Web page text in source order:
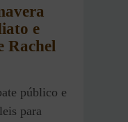
e
Rachel
público e
para